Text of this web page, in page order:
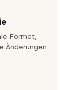
Format,
Änderungen